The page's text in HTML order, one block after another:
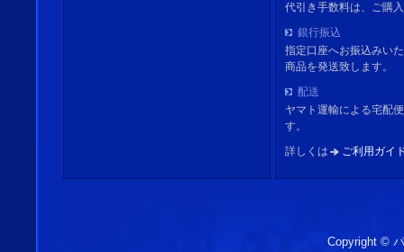
代引き手数料は、ご購
銀行振込
指定口座へお振込みい
商品を発送致します。
配送
ヤマト運輸による宅配
す。
詳しくは
ご利用ガイ
Copyright ©